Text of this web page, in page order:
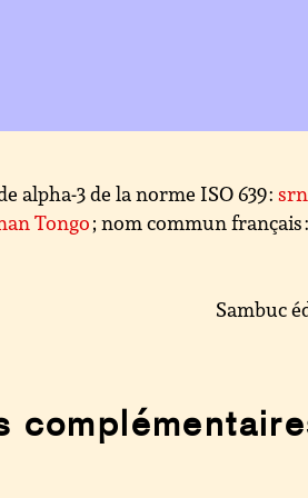
alpha-3 de la norme ISO 639 :srn
Tongo; nom commun français :
Sambuc